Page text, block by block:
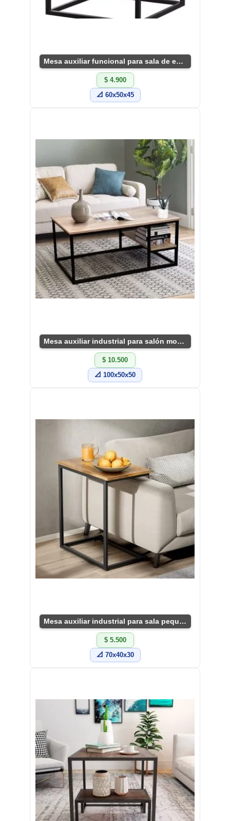
Mesa auxiliar funcional para sala de estar
$ 4.900
📐 60x50x45
Mesa auxiliar industrial para salón moderno
$ 10.500
📐 100x50x50
Mesa auxiliar industrial para sala pequeña
$ 5.500
📐 70x40x30